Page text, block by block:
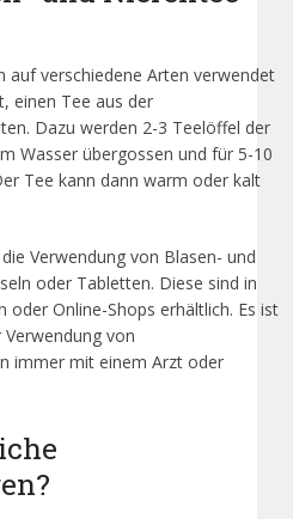
auf verschiedene Arten verwendet
einen Tee aus der
Dazu werden 2-3 Teelöffel der
Wasser übergossen und für 5-10
Tee kann dann warm oder kalt
Verwendung von Blasen- und
oder Tabletten. Diese sind in
oder Online-Shops erhältlich. Es ist
von
immer mit einem Arzt oder